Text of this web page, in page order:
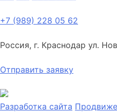
+7 (989) 228 05 62
Россия, г. Краснодар ул.
Отправить заявку
Разработка сайта